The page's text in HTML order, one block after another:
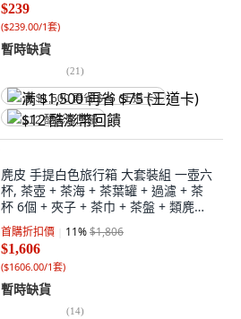
$239
($239.00/1套)
暫時缺貨
(21)
满 $1,500 再省 $75 (王道卡)
$12 酷澎幣回饋
麂皮 手提白色旅行箱 大套裝組 一壺六
杯, 茶壺 + 茶海 + 茶葉罐 + 過濾 + 茶
杯 6個 + 夾子 + 茶巾 + 茶盤 + 類麂皮
皮箱, 白色漸層提樑壺, 1組
首購折扣價 11%$1,806
$1,606
($1606.00/1套)
暫時缺貨
(14)